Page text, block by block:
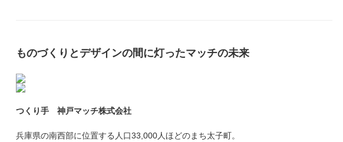
ものづくりとデザインの間に灯ったマッチの未来
つくり手 神戸マッチ株式会社
兵庫県の南西部に位置する人口33,000人ほどのまち太子町。